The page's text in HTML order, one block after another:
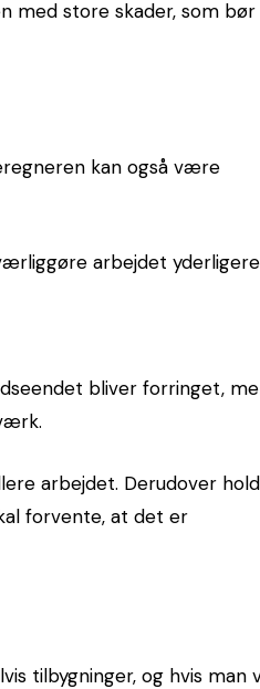
med store skader, som bør
kan også være
arbejdet
bliver forringet,
arbejdet. Derudover
forvente, at det er
tilbygninger, og hvis man